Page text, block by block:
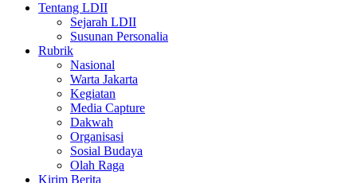
Tentang LDII
Sejarah LDII
Susunan Personalia
Rubrik
Nasional
Warta Jakarta
Kegiatan
Media Capture
Dakwah
Organisasi
Sosial Budaya
Olah Raga
Kirim Berita